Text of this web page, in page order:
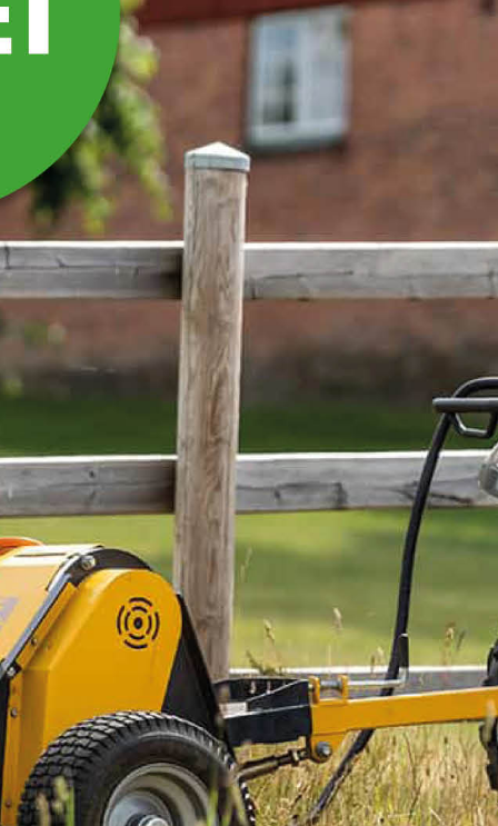
FORHØYNINGSLEM TIL
TIPPVOGN ATV
TV07PRO
Utvid tippvognens bruksområde med en
forhøyningslem og last mer.
Ekskl. mva.
På lager hos Kellfri sentrallager
- +